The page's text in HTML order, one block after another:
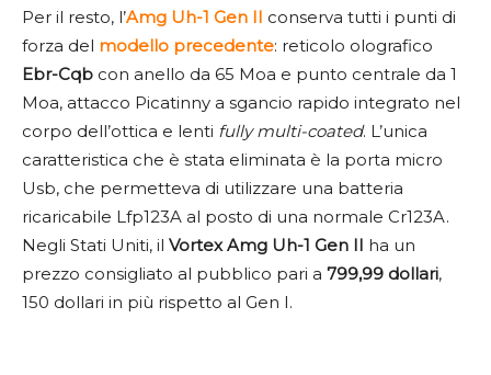
Per il resto, l’Amg Uh-1 Gen II conserva tutti i punti di
forza del modello precedente: reticolo olografico
Ebr-Cqb con anello da 65 Moa e punto centrale da 1
Moa, attacco Picatinny a sgancio rapido integrato nel
corpo dell’ottica e lenti fully multi-coated. L’unica
caratteristica che è stata eliminata è la porta micro
Usb, che permetteva di utilizzare una batteria
ricaricabile Lfp123A al posto di una normale Cr123A.
Negli Stati Uniti, il Vortex Amg Uh-1 Gen II ha un
prezzo consigliato al pubblico pari a 799,99 dollari,
150 dollari in più rispetto al Gen I.